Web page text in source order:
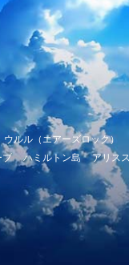
ウルル（エアーズロック）
ブ ハミルトン島 アリス